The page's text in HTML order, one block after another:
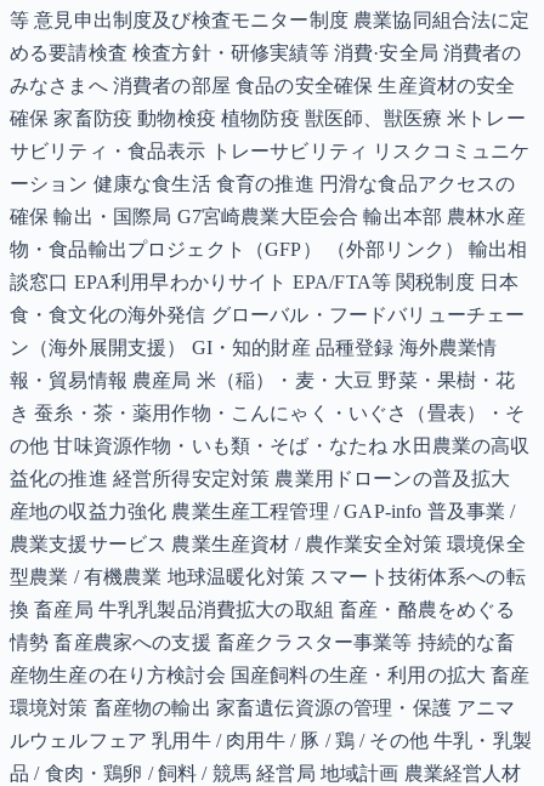
等 意見申出制度及び検査モニター制度 農業協同組合法に定
める要請検査 検査方針・研修実績等 消費·安全局 消費者の
みなさまへ 消費者の部屋 食品の安全確保 生産資材の安全
確保 家畜防疫 動物検疫 植物防疫 獣医師、獣医療 米トレー
サビリティ・食品表示 トレーサビリティ リスクコミュニケ
ーション 健康な食生活 食育の推進 円滑な食品アクセスの
確保 輸出・国際局 G7宮崎農業大臣会合 輸出本部 農林水産
物・食品輸出プロジェクト（GFP） （外部リンク） 輸出相
談窓口 EPA利用早わかりサイト EPA/FTA等 関税制度 日本
食・食文化の海外発信 グローバル・フードバリューチェー
ン（海外展開支援） GI・知的財産 品種登録 海外農業情
報・貿易情報 農産局 米（稲）・麦・大豆 野菜・果樹・花
き 蚕糸・茶・薬用作物・こんにゃく・いぐさ（畳表）・そ
の他 甘味資源作物・いも類・そば・なたね 水田農業の高収
益化の推進 経営所得安定対策 農業用ドローンの普及拡大
産地の収益力強化 農業生産工程管理 / GAP-info 普及事業 /
農業支援サービス 農業生産資材 / 農作業安全対策 環境保全
型農業 / 有機農業 地球温暖化対策 スマート技術体系への転
換 畜産局 牛乳乳製品消費拡大の取組 畜産・酪農をめぐる
情勢 畜産農家への支援 畜産クラスター事業等 持続的な畜
産物生産の在り方検討会 国産飼料の生産・利用の拡大 畜産
環境対策 畜産物の輸出 家畜遺伝資源の管理・保護 アニマ
ルウェルフェア 乳用牛 / 肉用牛 / 豚 / 鶏 / その他 牛乳・乳製
品 / 食肉・鶏卵 / 飼料 / 競馬 経営局 地域計画 農業経営人材